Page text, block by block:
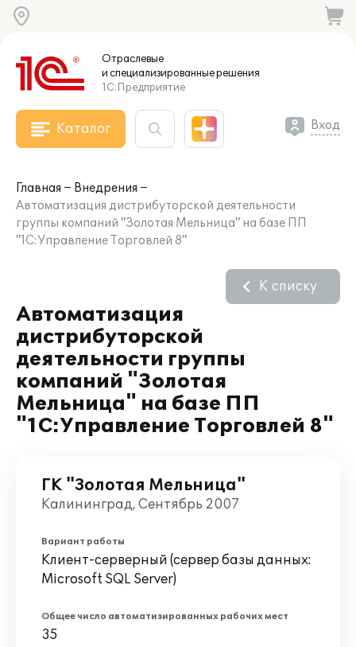
Отраслевые
и специализированныерешения
1С:Предприятие
Каталог Вход
Главная
Внедрения
Автоматизация дистрибуторской деятельности
группы компаний "Золотая Мельница" на базе ПП
"1С:Управление Торговлей 8"
Автоматизация
дистрибуторской
деятельности группы
компаний "Золотая
Мельница" на базе ПП
"1С:Управление Торговлей 8"
К списку
ГК "Золотая Мельница"
Калининград, Сентябрь 2007
Вариант работы
Клиент-серверный (сервер базы данных:
Microsoft SQL Server)
Общее число автоматизированных рабочих мест
35